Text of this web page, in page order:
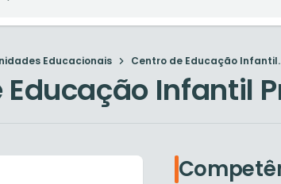
Educacionais Centro de Educação
Educação Infantil